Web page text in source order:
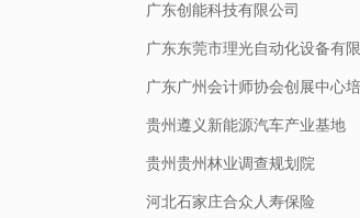
广东创能科技有限公司
广东东莞市理光自动化设备有
广东广州会计师协会创展中心
贵州遵义新能源汽车产业基地
贵州贵州林业调查规划院
河北石家庄合众人寿保险